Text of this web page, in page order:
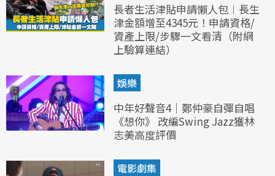
長者生活津貼申請懶人包︱長生
津金額增至4345元！申請資格/
資產上限/步驟一文看清（附網
上驗算連結）
娛樂
中年好聲音4｜鄭仲豪自彈自唱
《想你》 改編Swing Jazz獲林
志美高度評價
電影劇集